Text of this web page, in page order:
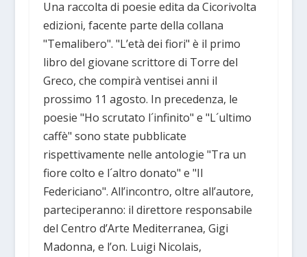
Una raccolta di poesie edita da Cicorivolta
edizioni, facente parte della collana
"Temalibero". "L’età dei fiori" è il primo
libro del giovane scrittore di Torre del
Greco, che compirà ventisei anni il
prossimo 11 agosto. In precedenza, le
poesie "Ho scrutato l´infinito" e "L´ultimo
caffè" sono state pubblicate
rispettivamente nelle antologie "Tra un
fiore colto e l´altro donato" e "Il
Federiciano". All’incontro, oltre all’autore,
parteciperanno: il direttore responsabile
del Centro d’Arte Mediterranea, Gigi
Madonna, e l’on. Luigi Nicolais,